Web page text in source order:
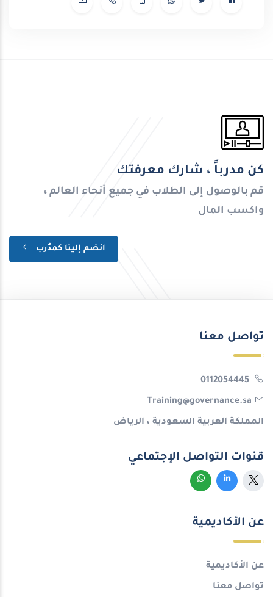
كن مدرباً ، شارك معرفتك
قم بالوصول إلى الطلاب في جميع أنحاء العالم ،
واكسب المال
انضم إلينا كمدٌرب
تواصل معنا
Training@governance.sa
المملكة العربية السعودية ، الرياض
قنوات التواصل الإجتماعي
عن الأكاديمية
عن الأكاديمية
تواصل معنا